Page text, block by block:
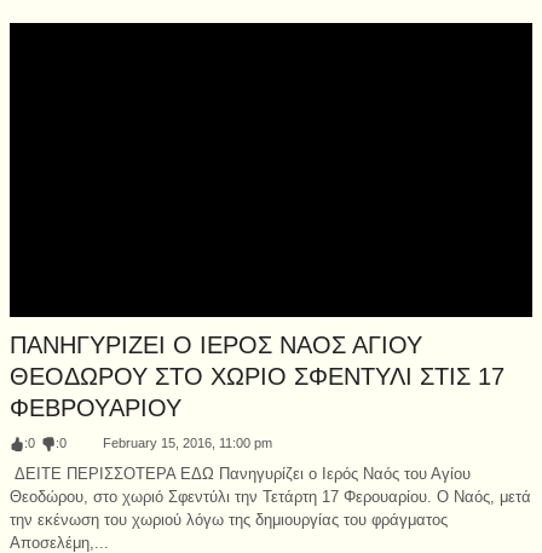
ΠΑΝΗΓΥΡΙΖΕΙ Ο ΙΕΡΟΣ ΝΑΟΣ ΑΓΙΟΥ
ΘΕΟΔΩΡΟΥ ΣΤΟ ΧΩΡΙΟ ΣΦΕΝΤΥΛΙ ΣΤΙΣ 17
ΦΕΒΡΟΥΑΡΙΟΥ
:0 :0 February 15, 2016, 11:00 pm
ΔΕΙΤΕ ΠΕΡΙΣΣΟΤΕΡΑ ΕΔΩ Πανηγυρίζει ο Ιερός Ναός του Αγίου
Θεοδώρου, στο χωριό Σφεντύλι την Τετάρτη 17 Φερουαρίου. Ο Ναός, μετά
την εκένωση του χωριού λόγω της δημιουργίας του φράγματος
Αποσελέμη,...